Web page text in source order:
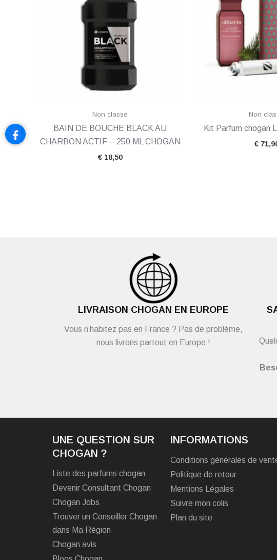
Non classé
BAIN DE BOUCHE BLACK AU
CHARBON ACTIF – 250 ML CHOGAN
€18,50
Non
Kit Parfum chogan
€
LIVRAISON CHOGAN EN EUROPE
Vous n’habitez pas en France ? Pas de problème,
nous livrons partout en Europe !
UNE QUESTION SUR
CHOGAN ?
Liste des parfums chogan
Devenir Consultant Chogan
Chogan Jobs
Trouver un Conseiller Chogan
dans Ma Région
Chogan avis
INFORMATIONS
Conditions générales de
Politique de retour
Mentions Légales
Suivre mon colis
Plan du site